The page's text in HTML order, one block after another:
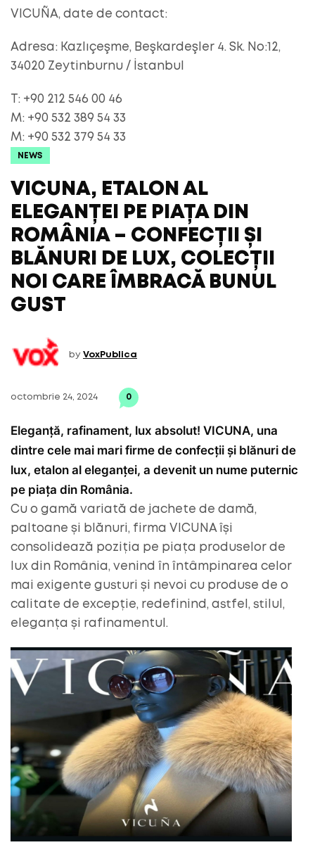
VICUÑA, date de contact:
Adresa: Kazlıçeşme, Beşkardeşler 4. Sk. No:12,
34020 Zeytinburnu / İstanbul
T: +90 212 546 00 46
M: +90 532 389 54 33
M: +90 532 379 54 33
NEWS
VICUNA, ETALON AL
ELEGANȚEI PE PIAȚA DIN
ROMÂNIA – CONFECȚII ȘI
BLĂNURI DE LUX, COLECȚII
NOI CARE ÎMBRACĂ BUNUL
GUST
by VoxPublica
octombrie 24, 2024 0
Eleganță, rafinament, lux absolut! VICUNA, una
dintre cele mai mari firme de confecții și blănuri de
lux, etalon al eleganței, a devenit un nume puternic
pe piața din România.
Cu o gamă variată de jachete de damă,
paltoane și blănuri, firma VICUNA își
consolidează poziția pe piața produselor de
lux din România, venind în întâmpinarea celor
mai exigente gusturi și nevoi cu produse de o
calitate de excepție, redefinind, astfel, stilul,
eleganța și rafinamentul.